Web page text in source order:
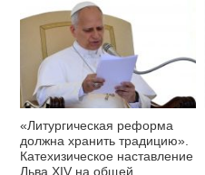
«Литургическая реформа
должна хранить традицию».
Катехизическое наставление
Льва XIV на общей